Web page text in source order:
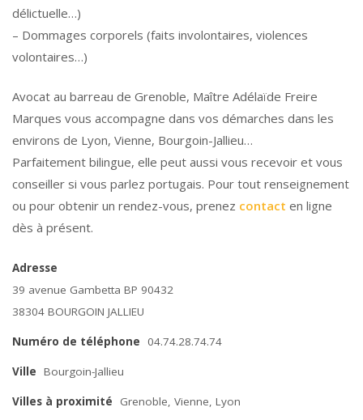
délictuelle…)
– Dommages corporels (faits involontaires, violences
volontaires…)
Avocat au barreau de Grenoble, Maître Adélaïde Freire
Marques vous accompagne dans vos démarches dans les
environs de Lyon, Vienne, Bourgoin-Jallieu…
Parfaitement bilingue, elle peut aussi vous recevoir et vous
conseiller si vous parlez portugais. Pour tout renseignement
ou pour obtenir un rendez-vous, prenez contact en ligne
dès à présent.
Adresse
39 avenue Gambetta BP 90432
38304 BOURGOIN JALLIEU
Numéro de téléphone 04.74.28.74.74
Ville Bourgoin-Jallieu
Villes à proximité Grenoble, Vienne, Lyon